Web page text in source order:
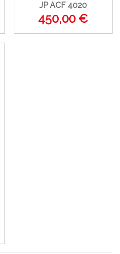
JP ACF 4020
450,00 €